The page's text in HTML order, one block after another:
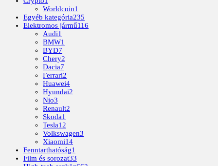
Worldcoin1
Egyéb kategória235
Elektromos jármű116
Audi1
BMW1
BYD7
Chery2
Dacia7
Ferrari2
Huawei4
Hyundai2
Nio3
Renault2
Skoda1
Tesla12
Volkswagen3
Xiaomi14
Fenntarthatóság1
Film és sorozat33